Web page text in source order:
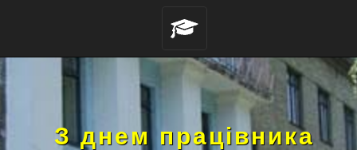
З днем працівника